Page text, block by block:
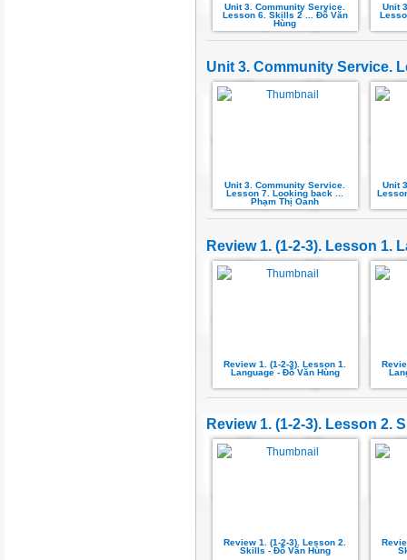
Unit 3. Community Service.
Lesson 6. Skills 2 ... Đỗ Văn
Hùng
Unit
Unit 3. Community Service.
Unit 3. Community Service.
Lesson 7. Looking back ...
Phạm Thị Oanh
Unit
Review 1. (1-2-3). Lesson 1.
Review 1. (1-2-3). Lesson 1.
Language - Đỗ Văn Hùng
Review 1. (1-2-3). Lesson 2.
Review 1. (1-2-3). Lesson 2.
Skills - Đỗ Văn Hùng